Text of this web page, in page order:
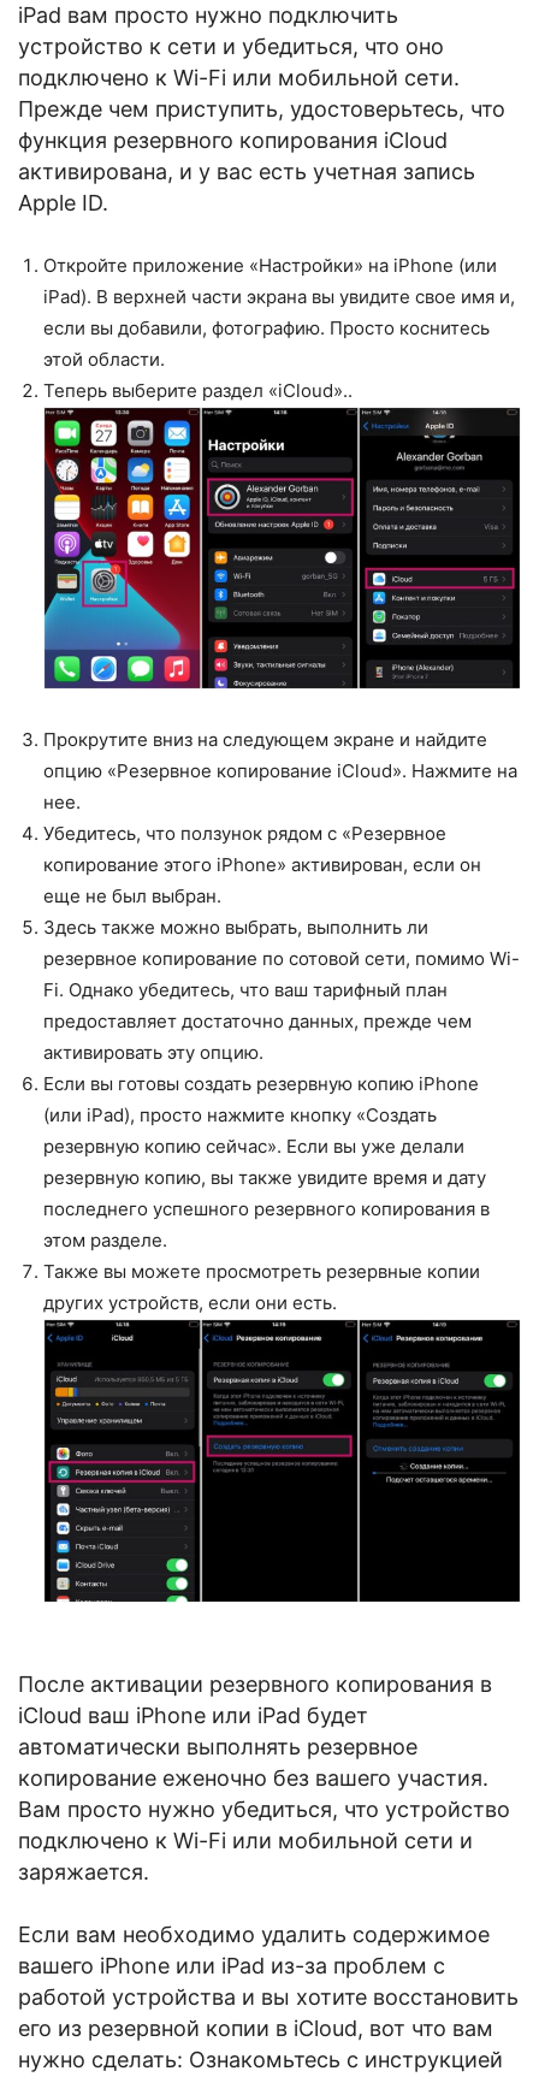
iPad вам просто нужно подключить
устройство к сети и убедиться, что оно
подключено к Wi-Fi или мобильной сети.
Прежде чем приступить, удостоверьтесь, что
функция резервного копирования iCloud
активирована, и у вас есть учетная запись
Apple ID.
Откройте приложение «Настройки» на iPhone (или
iPad). В верхней части экрана вы увидите свое имя и,
если вы добавили, фотографию. Просто коснитесь
этой области.
Теперь выберите раздел «iCloud»..
Прокрутите вниз на следующем экране и найдите
опцию «Резервное копирование iCloud». Нажмите на
нее.
Убедитесь, что ползунок рядом с «Резервное
копирование этого iPhone» активирован, если он
еще не был выбран.
Здесь также можно выбрать, выполнить ли
резервное копирование по сотовой сети, помимо Wi-
Fi. Однако убедитесь, что ваш тарифный план
предоставляет достаточно данных, прежде чем
активировать эту опцию.
Если вы готовы создать резервную копию iPhone
(или iPad), просто нажмите кнопку «Создать
резервную копию сейчас». Если вы уже делали
резервную копию, вы также увидите время и дату
последнего успешного резервного копирования в
этом разделе.
Также вы можете просмотреть резервные копии
других устройств, если они есть.
После активации резервного копирования в
iCloud ваш iPhone или iPad будет
автоматически выполнять резервное
копирование еженочно без вашего участия.
Вам просто нужно убедиться, что устройство
подключено к Wi-Fi или мобильной сети и
заряжается.
Если вам необходимо удалить содержимое
вашего iPhone или iPad из-за проблем с
работой устройства и вы хотите восстановить
его из резервной копии в iCloud, вот что вам
нужно сделать: Ознакомьтесь с инструкцией